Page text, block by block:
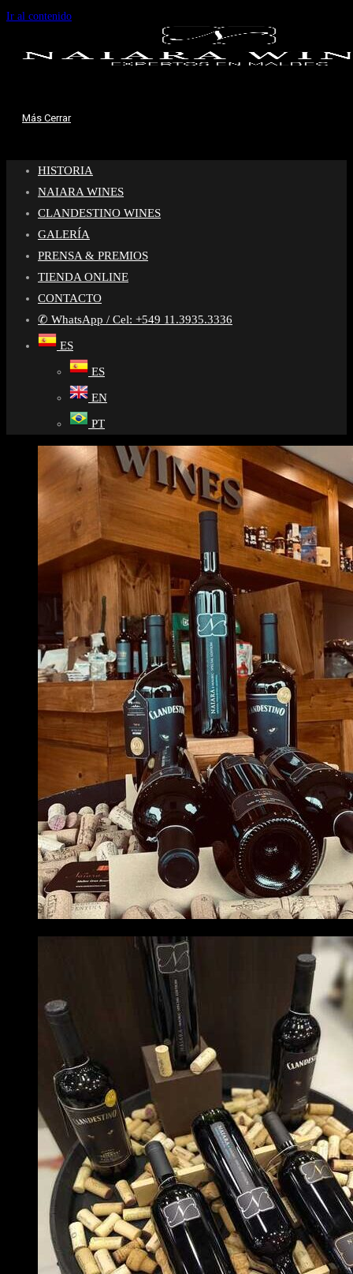
Ir al contenido
Más Cerrar
HISTORIA
NAIARA WINES
CLANDESTINO WINES
GALERÍA
PRENSA & PREMIOS
TIENDA ONLINE
CONTACTO
✆ WhatsApp / Cel: +549 11.3935.3336
ES
ES
EN
PT